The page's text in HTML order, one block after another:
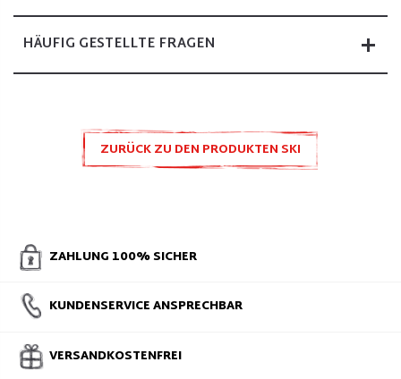
HÄUFIG GESTELLTE FRAGEN
ZURÜCK ZU DEN PRODUKTEN SKI
ZAHLUNG 100% SICHER
KUNDENSERVICE ANSPRECHBAR
VERSANDKOSTENFREI